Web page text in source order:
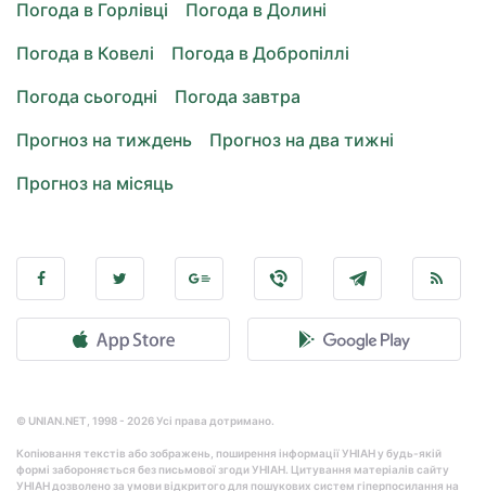
Погода в Горлівці
Погода в Долині
Погода в Ковелі
Погода в Добропіллі
Погода сьогодні
Погода завтра
Прогноз на тиждень
Прогноз на два тижні
Прогноз на місяць
© UNIAN.NET, 1998 - 2026 Усі права дотримано.
Копіювання текстів або зображень, поширення інформації УНІАН у будь-якій
формі забороняється без письмової згоди УНІАН. Цитування матеріалів сайту
УНІАН дозволено за умови відкритого для пошукових систем гіперпосилання на